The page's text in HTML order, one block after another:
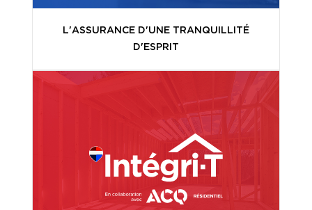
L'ASSURANCE D'UNE TRANQUILLITÉ
D'ESPRIT